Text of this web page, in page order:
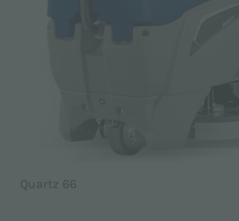
Quartz 66